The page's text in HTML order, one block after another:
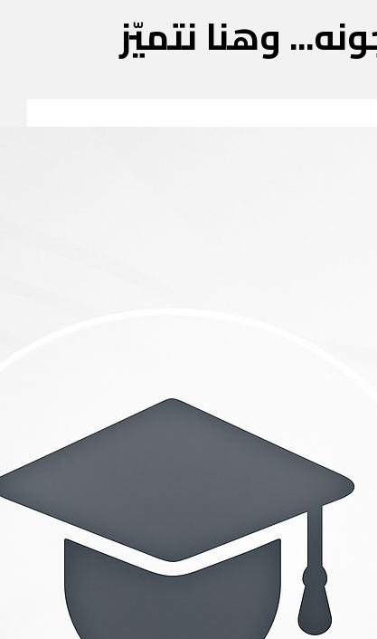
وهنا نتميّز